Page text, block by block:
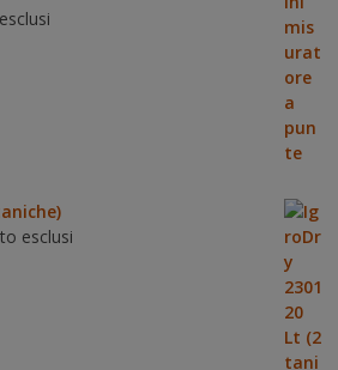
esclusi